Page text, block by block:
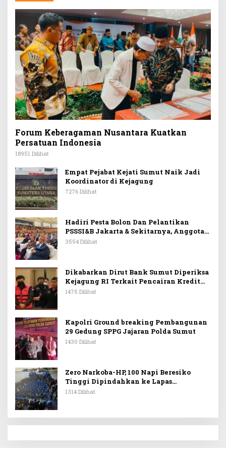
Forum Keberagaman Nusantara Kuatkan
Persatuan Indonesia
18951 Dilihat
Empat Pejabat Kejati Sumut Naik Jadi
Koordinator di Kejagung
7276 Dilihat
Hadiri Pesta Bolon Dan Pelantikan
PSSSI&B Jakarta & Sekitarnya, Anggota
DPR RI Kombes. Pol. (Purn). Dr. Maruli
3554 Dilihat
Dikabarkan Dirut Bank Sumut Diperiksa
Kejagung RI Terkait Pencairan Kredit
PT Sritex
1475 Dilihat
Kapolri Ground breaking Pembangunan
29 Gedung SPPG Jajaran Polda Sumut
1430 Dilihat
Zero Narkoba-HP, 100 Napi Beresiko
Tinggi Dipindahkan ke Lapas
Nusakambangan
1314 Dilihat